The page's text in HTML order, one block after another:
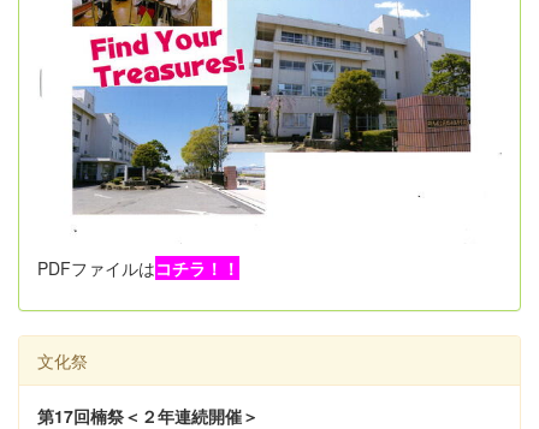
PDFファイルはコチラ！！
文化祭
第17回楠祭＜２年連続開催＞